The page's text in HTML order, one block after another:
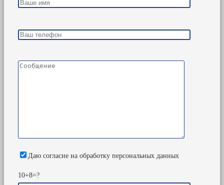
Даю согласие на обработку персональных данных
10+8=?